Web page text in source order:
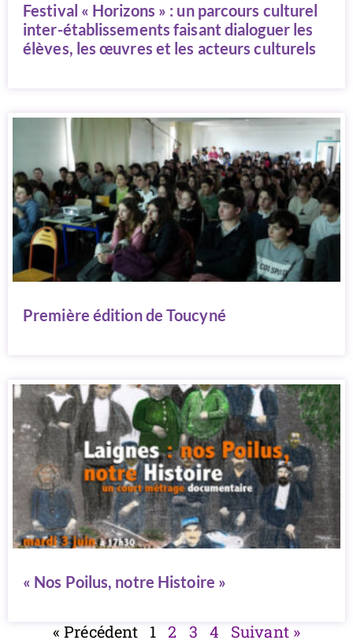
Festival « Horizons » : un parcours culturel
inter-établissements faisant dialoguer les
élèves, les œuvres et les acteurs culturels
Première édition de Toucyné
« Nos Poilus, notre Histoire »
« Précédent 1 2 3 4 Suivant »